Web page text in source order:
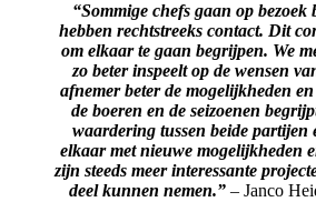
“Sommige chefs gaan op bezoek
hebben rechtstreeks contact. Dit
om elkaar te gaan begrijpen. We
zo beter inspeelt op de wensen
afnemer beter de mogelijkheden
de boeren en de seizoenen
waardering tussen beide partijen
elkaar met nieuwe mogelijkheden
zijn steeds meer interessante
deel kunnen nemen.” – Janco